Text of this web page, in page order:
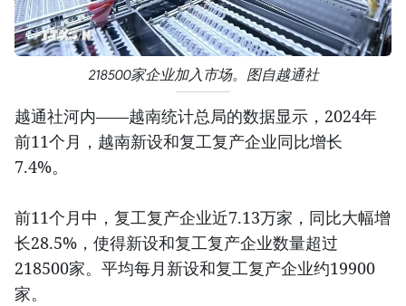
218500家企业加入市场。图自越通社
越通社河内——越南统计总局的数据显示，2024年
前11个月，越南新设和复工复产企业同比增长
7.4%。
前11个月中，复工复产企业近7.13万家，同比大幅增
长28.5%，使得新设和复工复产企业数量超过
218500家。平均每月新设和复工复产企业约19900
家。